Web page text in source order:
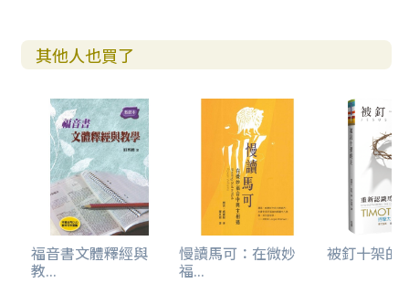
其他人也買了
福音書文體釋經與
教...
慢讀馬可：在微妙
福...
被釘十架的